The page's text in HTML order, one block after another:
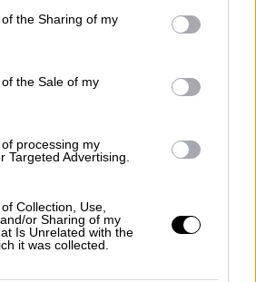
or usage behaviour. You may click to
to Google and its third-party tags to
specified purposes in below Google
the Sharing of my
the Sale of my
processing my
Targeted Advertising.
Collection, Use,
or Sharing of my
Is Unrelated with the
it was collected.
συνιστούν οι ειδικοί -
για ανθρώπους με
προβλήματα»